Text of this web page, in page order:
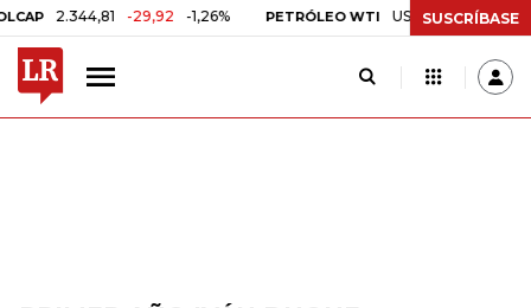
2.344,81 -29,92 -1,26% PETRÓLEO WTI US$ 75,09 -US$ 0,24 -
SUSCRÍBASE